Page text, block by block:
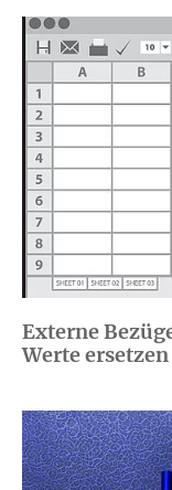
Externe
Werte